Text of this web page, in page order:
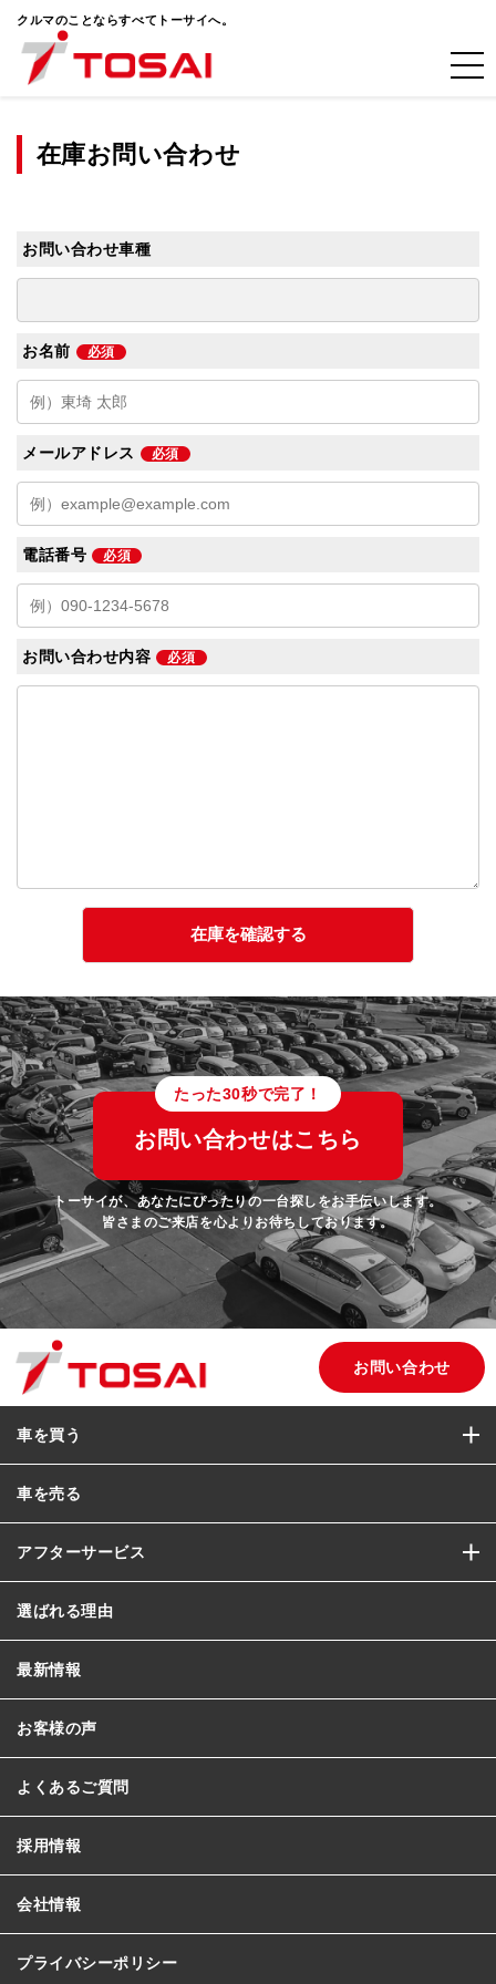
クルマのことならすべてトーサイへ。
在庫お問い合わせ
お問い合わせ車種
お名前 必須
メールアドレス 必須
電話番号 必須
お問い合わせ内容 必須
たった30秒で完了！
お問い合わせはこちら
トーサイが、あなたにぴったりの一台探しをお手伝いします。
皆さまのご来店を心よりお待ちしております。
お問い合わせ
車を買う
車を売る
アフターサービス
選ばれる理由
最新情報
お客様の声
よくあるご質問
採用情報
会社情報
プライバシーポリシー